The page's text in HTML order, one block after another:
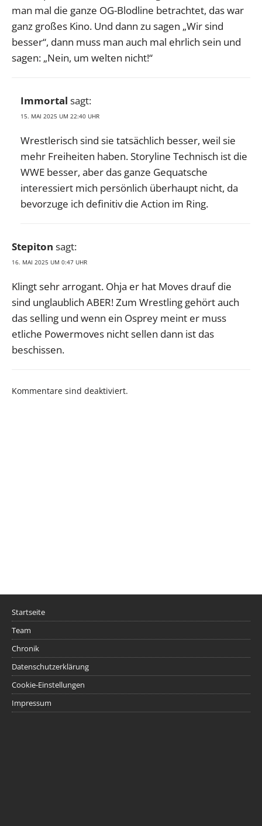
man mal die ganze OG-Blodline betrachtet, das war
ganz großes Kino. Und dann zu sagen „Wir sind
besser“, dann muss man auch mal ehrlich sein und
sagen: „Nein, um welten nicht!“
Immortal sagt:
15. MAI 2025 UM 22:40 UHR
Wrestlerisch sind sie tatsächlich besser, weil sie
mehr Freiheiten haben. Storyline Technisch ist die
WWE besser, aber das ganze Gequatsche
interessiert mich persönlich überhaupt nicht, da
bevorzuge ich definitiv die Action im Ring.
Stepiton sagt:
16. MAI 2025 UM 0:47 UHR
Klingt sehr arrogant. Ohja er hat Moves drauf die
sind unglaublich ABER! Zum Wrestling gehört auch
das selling und wenn ein Osprey meint er muss
etliche Powermoves nicht sellen dann ist das
beschissen.
Kommentare sind deaktiviert.
Startseite
Team
Chronik
Datenschutzerklärung
Cookie-Einstellungen
Impressum